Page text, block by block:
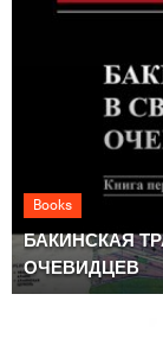
Books
БАКИНСКАЯ
ОЧЕВИДЦЕВ